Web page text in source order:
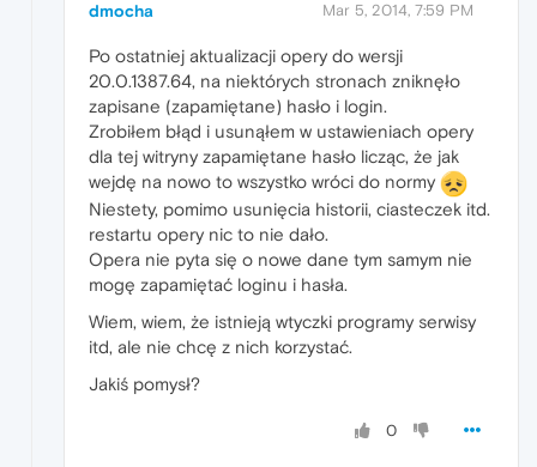
dmocha Mar 5, 2014, 7:59 PM
Po ostatniej aktualizacji opery do wersji
20.0.1387.64, na niektórych stronach zniknęło
zapisane (zapamiętane) hasło i login.
Zrobiłem błąd i usunąłem w ustawieniach opery
dla tej witryny zapamiętane hasło licząc, że jak
wejdę na nowo to wszystko wróci do normy
Niestety, pomimo usunięcia historii, ciasteczek itd.
restartu opery nic to nie dało.
Opera nie pyta się o nowe dane tym samym nie
mogę zapamiętać loginu i hasła.
Wiem, wiem, że istnieją wtyczki programy serwisy
itd, ale nie chcę z nich korzystać.
Jakiś pomysł?
0